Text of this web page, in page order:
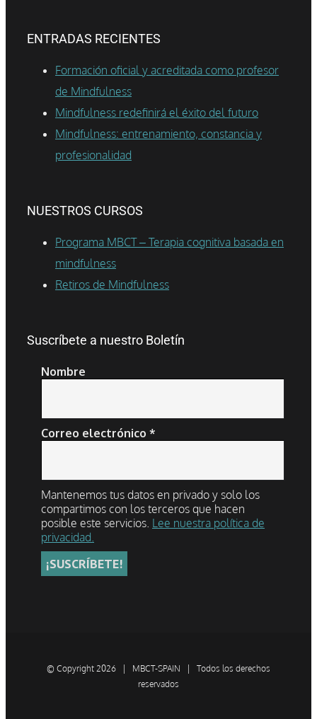
ENTRADAS RECIENTES
Formación oficial y acreditada como profesor
de Mindfulness
Mindfulness redefinirá el éxito del futuro
Mindfulness: entrenamiento, constancia y
profesionalidad
NUESTROS CURSOS
Programa MBCT – Terapia cognitiva basada en
mindfulness
Retiros de Mindfulness
Suscríbete a nuestro Boletín
Nombre
Correo electrónico *
Mantenemos tus datos en privado y solo los
compartimos con los terceros que hacen
posible este servicios. Lee nuestra política de
privacidad.
© Copyright 2026 | MBCT-SPAIN | Todos los derechos
reservados